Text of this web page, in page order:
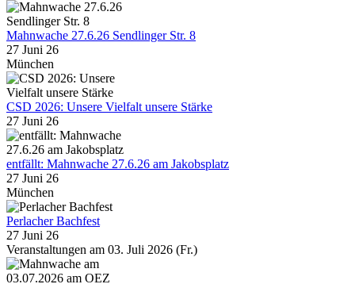
Mahnwache 27.6.26 Sendlinger Str. 8
27 Juni 26
München
CSD 2026: Unsere Vielfalt unsere Stärke
27 Juni 26
entfällt: Mahnwache 27.6.26 am Jakobsplatz
27 Juni 26
München
Perlacher Bachfest
27 Juni 26
Veranstaltungen am 03. Juli 2026 (Fr.)